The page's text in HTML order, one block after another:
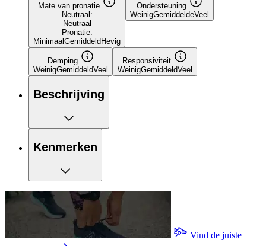
Mate van pronatie
Neutraal:
Neutraal
Pronatie:
Minimaal Gemiddeld Hevig
Ondersteuning
WeinigGemiddeldeVeel
Demping
WeinigGemiddeldVeel
Responsiviteit
WeinigGemiddeldVeel
Beschrijving
Kenmerken
Vind de juiste